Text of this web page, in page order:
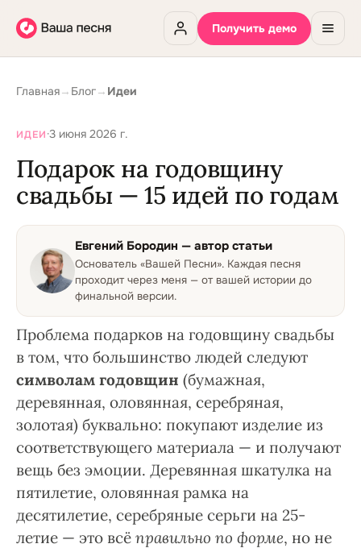
Получить демо
Главная→ Блог→ Идеи
ИДЕИ·3 июня 2026 г.
Подарок на годовщину
свадьбы — 15 идей по годам
Евгений Бородин — автор статьи
Основатель «Вашей Песни». Каждая песня
проходит через меня — от вашей истории до
финальной версии.
Проблема подарков на годовщину свадьбы
в том, что большинство людей следуют
символам годовщин (бумажная,
деревянная, оловянная, серебряная,
золотая) буквально: покупают изделие из
соответствующего материала — и получают
вещь без эмоции. Деревянная шкатулка на
пятилетие, оловянная рамка на
десятилетие, серебряные серьги на 25-
летие — это всё правильно по форме, но не